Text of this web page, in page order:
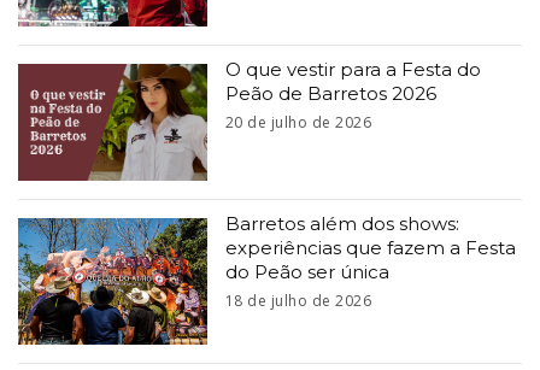
O que vestir para a Festa do
Peão de Barretos 2026
20 de julho de 2026
Barretos além dos shows:
experiências que fazem a Festa
do Peão ser única
18 de julho de 2026